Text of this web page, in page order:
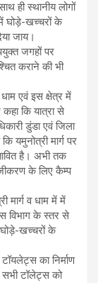
ही स्थानीय लोगों
घोड़े-खच्चरों के
जाय।
जगहों पर
कराने की भी
एवं इस क्षेत्र में
कहा कि यात्रा से
डुंडा एवं जिला
यमुनोत्री मार्ग पर
है। अभी तक
के लिए कैम्प
मार्ग व धाम में में
विभाग के स्तर से
खच्चरों के
का निर्माण
सभी टॉलेट्स को